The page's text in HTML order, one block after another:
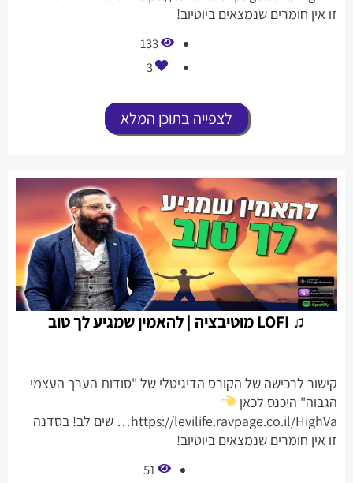
זו אין חומרים שנמצאים ביוטיוב!
133
3
לצפייה בתוכן המלא
♫ LOFI מוטיבציה | להאמין שמגיע לך טוב
קישור לרכישה של הקורס הדיגיטלי של "סודות הערך העצמי
הגבוה" היכנס לכאן
https://levilife.ravpage.co.il/HighVa… שים לב! בסדנה
זו אין חומרים שנמצאים ביוטיוב!
51